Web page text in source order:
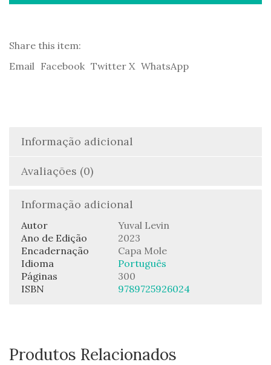
Thomas
Burke,
o
Direita
Yuval
Share this item:
Email Facebook Twitter X WhatsApp
Informação adicional
Avaliações (0)
Informação adicional
Autor
Yuval Levin
Ano de Edição
2023
Encadernação
Capa Mole
Idioma
Português
Páginas
300
ISBN
9789725926024
Produtos Relacionados